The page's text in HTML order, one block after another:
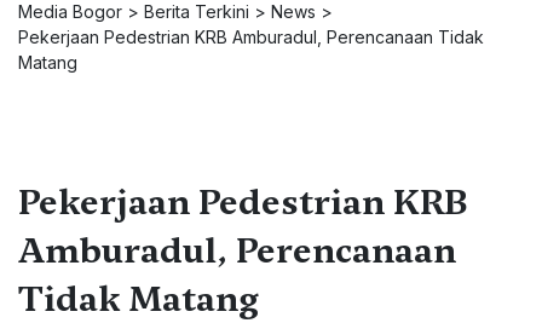
Media Bogor > Berita Terkini > News >
Pekerjaan Pedestrian KRB Amburadul, Perencanaan Tidak
Matang
Pekerjaan Pedestrian KRB
Amburadul, Perencanaan
Tidak Matang